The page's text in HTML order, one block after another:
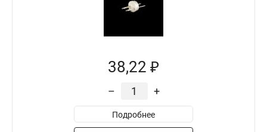
38,22 ₽
– +
Подробнее